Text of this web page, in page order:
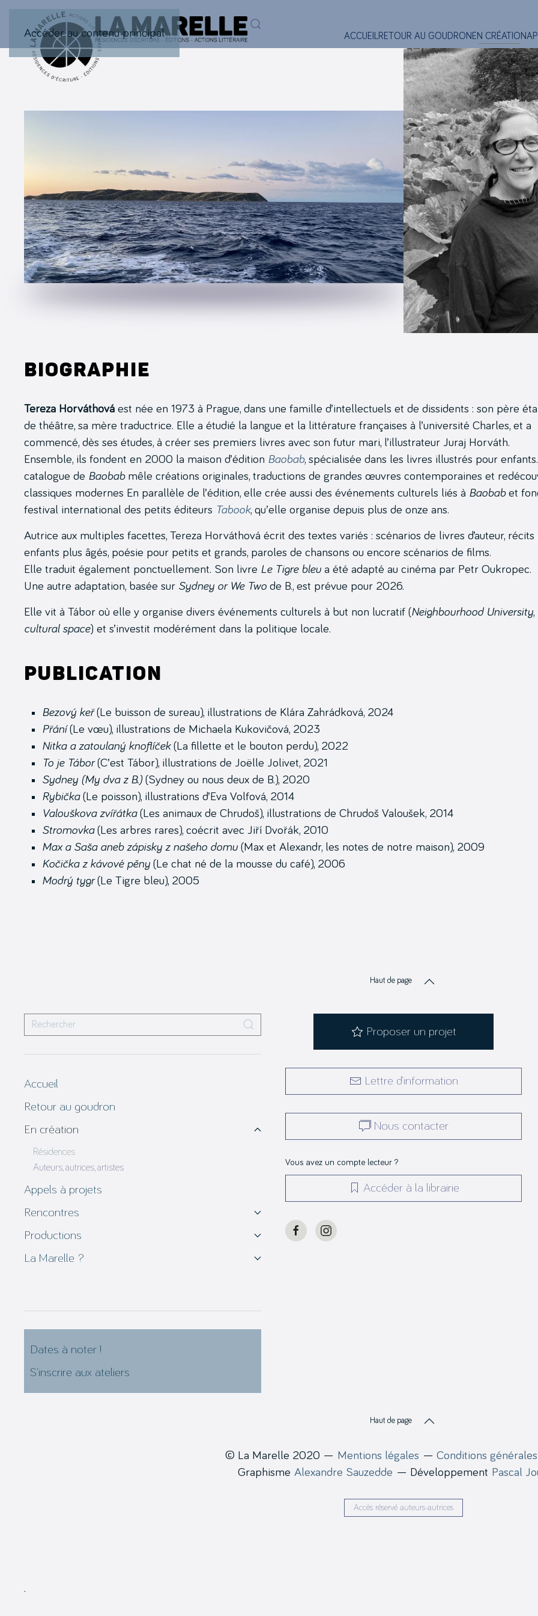
Accéder au contenu principal ACCUEIL RETOUR AU GOUDRON EN CRÉATION
Biographie
Tereza Horváthová est née en 1973 à Prague, dans une famille d’intellectuels et de dissidents : son père
de théâtre, sa mère traductrice. Elle a étudié la langue et la littérature françaises à l’université Charles, et a
commencé, dès ses études, à créer ses premiers livres avec son futur mari, l’illustrateur Juraj Horváth.
Ensemble, ils fondent en 2000 la maison d’édition Baobab, spécialisée dans les livres illustrés pour
catalogue de Baobabmêle créations originales, traductions de grandes œuvres contemporaines et
classiques modernes En parallèle de l’édition, elle crée aussi des événements culturels liés à Baobabet
festival international des petits éditeurs Tabook, qu’elle organise depuis plus de onze ans.
Autrice aux multiples facettes, Tereza Horváthová écrit des textes variés : scénarios de livres d’auteur, récits
enfants plus âgés, poésie pour petits et grands, paroles de chansons ou encore scénarios de films.
Elle traduit également ponctuellement. Son livre Le Tigre bleu a été adapté au cinéma par Petr Oukropec.
Une autre adaptation, basée sur Sydney or We Two de B., est prévue pour 2026.
Elle vit à Tábor où elle y organise divers événements culturels à but non lucratif (Neighbourhood University,
cultural space) et s’investit modérément dans la politique locale.
Publication
Bezový keř(Le buisson de sureau), illustrations de Klára Zahrádková, 2024
Přání(Le vœu), illustrations de Michaela Kukovičová, 2023
Nitka a zatoulaný knoflíček(La fillette et le bouton perdu), 2022
To je Tábor(C’est Tábor), illustrations de Joëlle Jolivet, 2021
Sydney (My dva z B.)(Sydney ou nous deux de B.), 2020
Rybička(Le poisson), illustrations d’Eva Volfová, 2014
Valouškova zvířátka(Les animaux de Chrudoš), illustrations de Chrudoš Valoušek, 2014
Stromovka(Les arbres rares), coécrit avec Jiří Dvořák, 2010
Max a Saša aneb zápisky z našeho domu (Max et Alexandr, les notes de notre maison), 2009
Kočička z kávové pěny (Le chat né de la mousse du café), 2006
Modrý tygr(Le Tigre bleu), 2005
Haut de page
Accueil
Retour au goudron
En création
Résidences
Auteurs, autrices, artistes
Appels à projets
Rencontres
Productions
La Marelle ?
Dates à noter !
S’inscrire aux ateliers
Proposer un projet
Lettre d’information
Nous contacter
Vous avez un compte lecteur ?
Accéder à la librairie
Haut de page
© La Marelle 2020 — Mentions légales — Conditions
Graphisme Alexandre Sauzedde — Développement Pascal
Accès réservé auteurs-autrices
.